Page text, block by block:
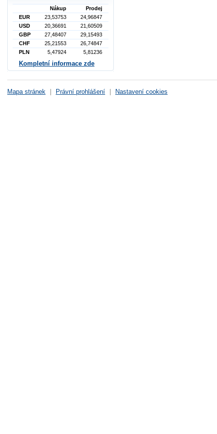
Nákup
Prodej
EUR
23,53753
24,96847
USD
20,36691
21,60509
GBP
27,48407
29,15493
CHF
25,21553
26,74847
PLN
5,47924 5,81236
Kompletní informace zde
Mapa stránek Právní prohlášení Nastavení cookies